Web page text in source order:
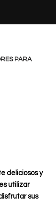
PARA
deliciosos y
utilizar
sus